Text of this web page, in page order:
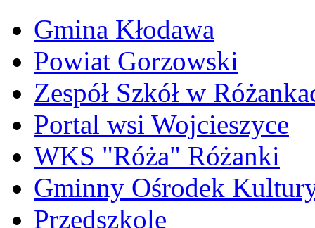
Gmina Kłodawa
Powiat Gorzowski
Zespół Szkół w
Portal wsi Wojcieszyce
WKS "Róża" Różanki
Gminny Ośrodek
Przedszkole